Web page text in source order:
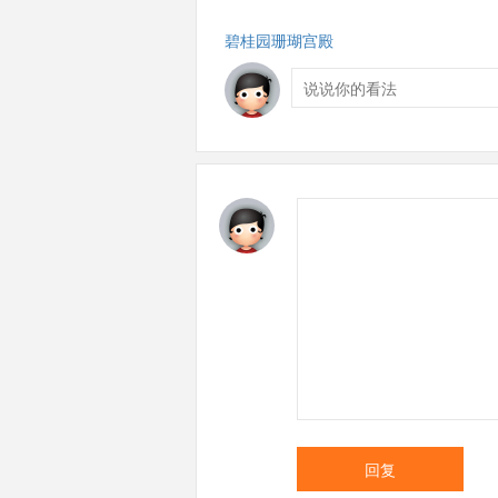
碧桂园珊瑚宫殿
回复